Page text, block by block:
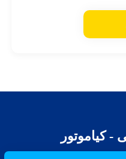
- کیاموتور